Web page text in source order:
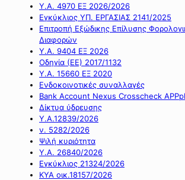
Υ.Α. 4970 ΕΞ 2026/2026
Εγκύκλιος ΥΠ. ΕΡΓΑΣΙΑΣ 2141/2025
Επιτροπή Εξώδικης Επίλυσης
Διαφορών
Υ.Α. 9404 ΕΞ 2026
Οδηγία (ΕΕ) 2017/1132
Υ.Α. 15660 ΕΞ 2020
Ενδοκοινοτικές συναλλαγές
Bank Account Nexus Crosscheck
Δίκτυα ύδρευσης
Υ.Α.12839/2026
ν. 5282/2026
Ψιλή κυριότητα
Υ.Α. 26840/2026
Εγκύκλιος 21324/2026
ΚΥΑ οικ.18157/2026